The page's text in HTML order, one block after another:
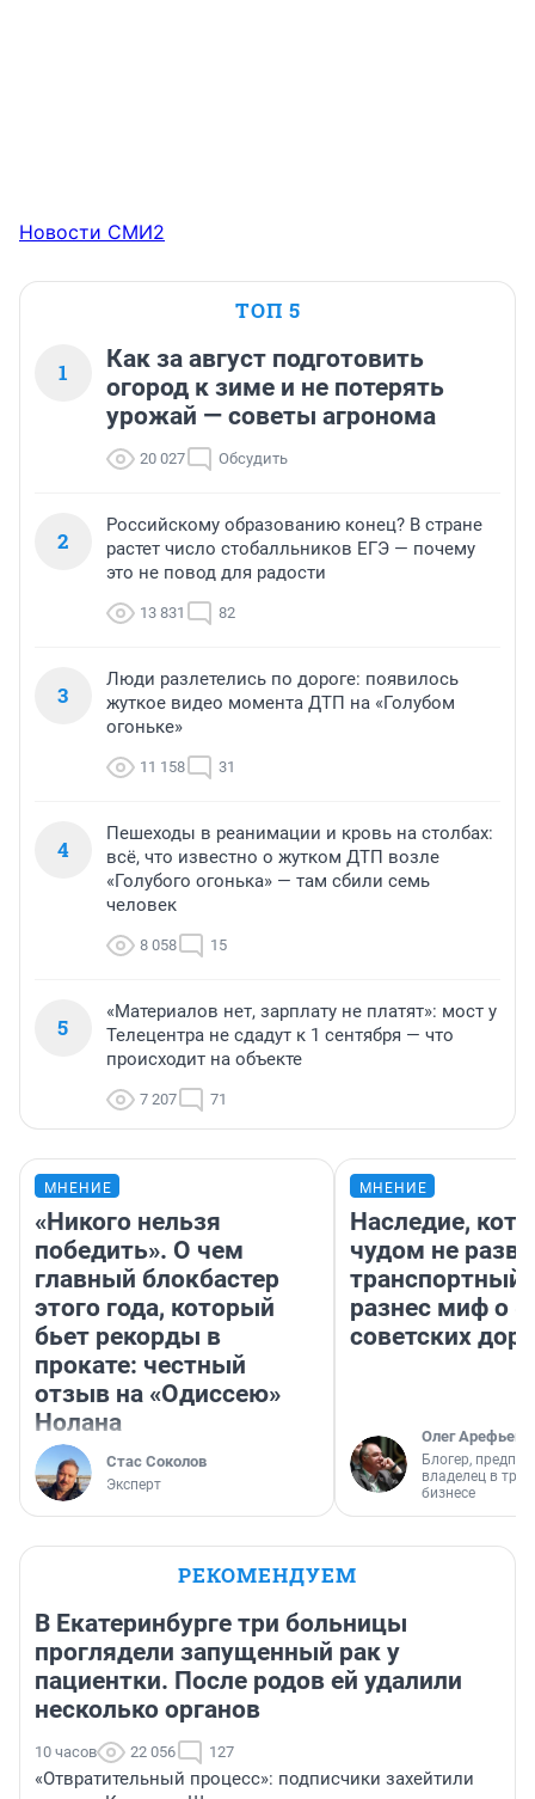
Новости СМИ2
ТОП 5
1
Как за август подготовить
огород к зиме и не потерять
урожай — советы агронома
20 027 Обсудить
2
Российскому образованию конец? В стране
растет число стобалльников ЕГЭ — почему
это не повод для радости
13 831 82
3
Люди разлетелись по дороге: появилось
жуткое видео момента ДТП на «Голубом
огоньке»
11 158 31
4
Пешеходы в реанимации и кровь на столбах:
всё, что известно о жутком ДТП возле
«Голубого огонька» — там сбили семь
человек
8 058 15
5
«Материалов нет, зарплату не платят»: мост у
Телецентра не сдадут к 1 сентября — что
происходит на объекте
7 207 71
МНЕНИЕ
«Никого нельзя
победить». О чем
главный блокбастер
этого года, который
бьет рекорды в
прокате: честный
отзыв на «Одиссею»
Нолана
Стас Соколов
Эксперт
МНЕНИЕ
Наследие,
чудом не
транспортный
разнес миф о
советских
Олег Арефьев
Блогер,
владелец в
бизнесе
РЕКОМЕНДУЕМ
В Екатеринбурге три больницы
проглядели запущенный рак у
пациентки. После родов ей удалили
несколько органов
10 часов 22 056 127
«Отвратительный процесс»: подписчики захейтили